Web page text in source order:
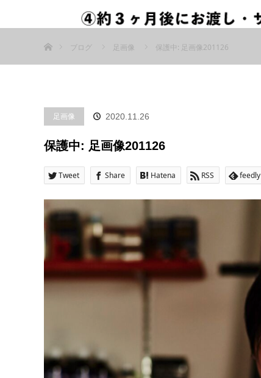
ブログ
足画像 保護中: 足画像201126
足画像 2020.11.26
保護中: 足画像201126
Tweet Share Hatena RSS feedly